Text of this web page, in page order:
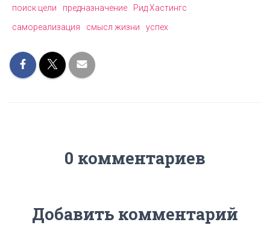
поиск цели
предназначение
Рид Хастингс
самореализация
смысл жизни успех
0 комментариев
Добавить комментарий